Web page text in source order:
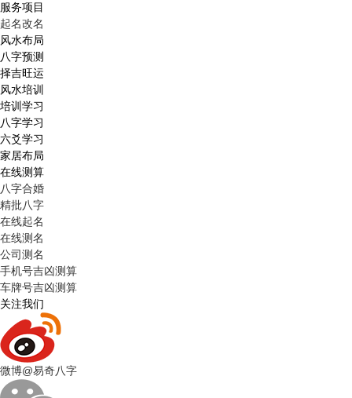
服务项目
起名改名
风水布局
八字预测
择吉旺运
风水培训
培训学习
八字学习
六爻学习
家居布局
在线测算
八字合婚
精批八字
在线起名
在线测名
公司测名
手机号吉凶测算
车牌号吉凶测算
关注我们
微博@易奇八字